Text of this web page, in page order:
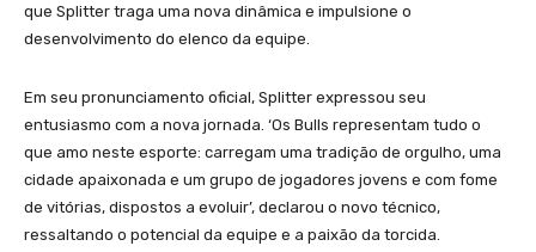
que Splitter traga uma nova dinâmica e impulsione o
desenvolvimento do elenco da equipe.
Em seu pronunciamento oficial, Splitter expressou seu
entusiasmo com a nova jornada. ‘Os Bulls representam tudo o
que amo neste esporte: carregam uma tradição de orgulho, uma
cidade apaixonada e um grupo de jogadores jovens e com fome
de vitórias, dispostos a evoluir’, declarou o novo técnico,
ressaltando o potencial da equipe e a paixão da torcida.